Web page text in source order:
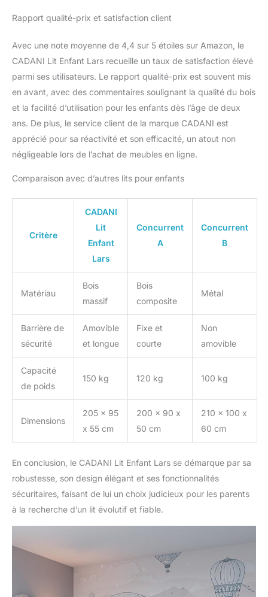
Rapport qualité-prix et satisfaction client
Avec une note moyenne de 4,4 sur 5 étoiles sur Amazon, le
CADANI Lit Enfant Lars recueille un taux de satisfaction élevé
parmi ses utilisateurs. Le rapport qualité-prix est souvent mis
en avant, avec des commentaires soulignant la qualité du bois
et la facilité d’utilisation pour les enfants dès l’âge de deux
ans. De plus, le service client de la marque CADANI est
apprécié pour sa réactivité et son efficacité, un atout non
négligeable lors de l’achat de meubles en ligne.
Comparaison avec d’autres lits pour enfants
Critère
CADANI
Lit
Enfant
Lars
Concurrent
A
Concurrent
B
Matériau
Bois
massif
Bois
composite
Métal
Barrière de
sécurité
Amovible
et longue
Fixe et
courte
Non
amovible
Capacité
de poids
150 kg 120 kg 100 kg
Dimensions
205 x 95
x 55 cm
200 x 90 x
50 cm
210 x 100 x
60 cm
En conclusion, le CADANI Lit Enfant Lars se démarque par sa
robustesse, son design élégant et ses fonctionnalités
sécuritaires, faisant de lui un choix judicieux pour les parents
à la recherche d’un lit évolutif et fiable.